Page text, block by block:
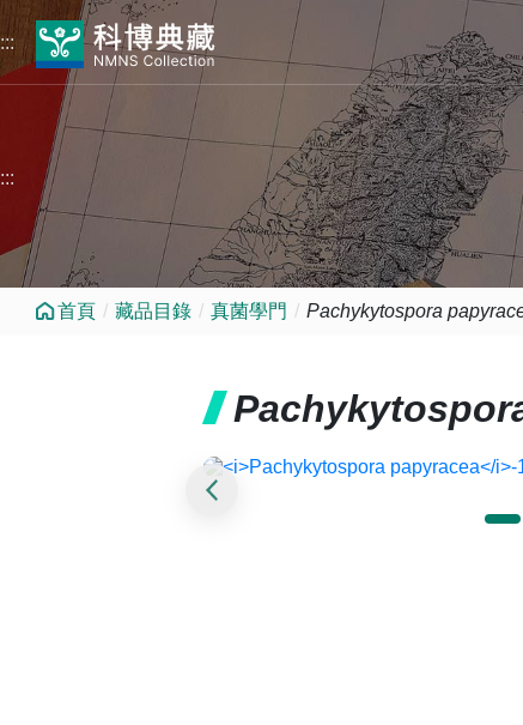
跳到中央內容區塊
:::
:::
首頁 藏品目錄 真菌學門 Pachykytospora